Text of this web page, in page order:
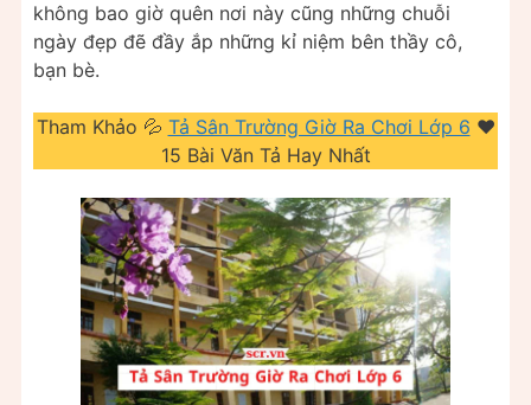
không bao giờ quên nơi này cũng những chuỗi
ngày đẹp đẽ đầy ắp những kỉ niệm bên thầy cô,
bạn bè.
Tham Khảo 💦 Tả Sân Trường Giờ Ra Chơi Lớp 6 ❤️️
15 Bài Văn Tả Hay Nhất